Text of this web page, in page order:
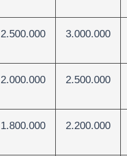
2.500.000 3.000.000
2.000.000 2.500.000
1.800.000 2.200.000